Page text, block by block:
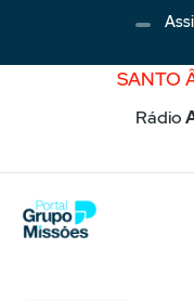
SANTO
Rádio